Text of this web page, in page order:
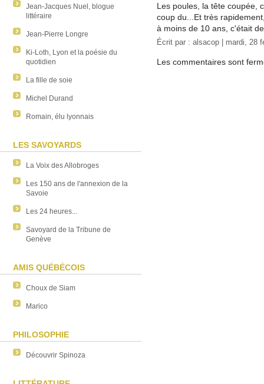
Jean-Jacques Nuel, blogue
littéraire
Jean-Pierre Longre
Ki-Loth, Lyon et la poésie du
quotidien
La fille de soie
Michel Durand
Romain, élu lyonnais
LES SAVOYARDS
La Voix des Allobroges
Les 150 ans de l'annexion de la
Savoie
Les 24 heures...
Savoyard de la Tribune de
Genève
AMIS QUÉBÉCOIS
Choux de Siam
Marico
PHILOSOPHIE
Découvrir Spinoza
Les poules, la tête coupée,
coup du...Et très
à moins de 10 ans, c'était
Écrit par : alsacop | mardi, 28
Les commentaires sont